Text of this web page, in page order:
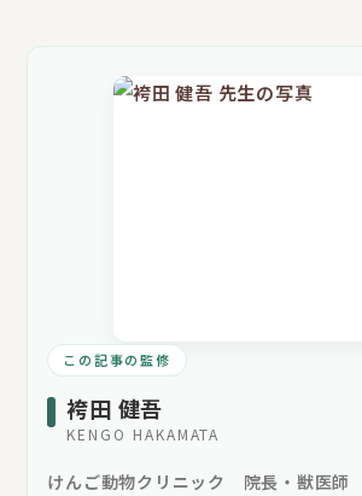
この記事の監修
袴田 健吾
KENGO HAKAMATA
けんご動物クリニック 院長・獣医師